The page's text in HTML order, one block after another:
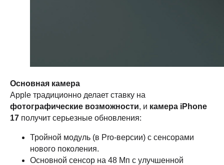
Основная камера
Apple традиционно делает ставку на
фотографические возможности, и камера iPhone
17 получит серьезные обновления:
Тройной модуль (в Pro-версии) с сенсорами
нового поколения.
Основной сенсор на 48 Мп с улучшенной